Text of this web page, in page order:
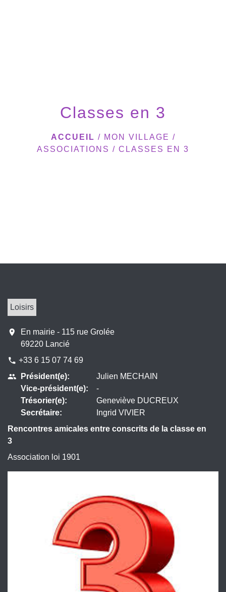
Classes en 3
ACCUEIL / MON VILLAGE /
ASSOCIATIONS / CLASSES EN 3
Loisirs
location_on
En mairie - 115 rue Grolée
69220 Lancié
phone +33 6 15 07 74 69
people
Président(e):
Vice-président(e):
Trésorier(e):
Secrétaire:
Julien MECHAIN
-
Geneviève DUCREUX
Ingrid VIVIER
Rencontres amicales entre conscrits de la classe en
3
Association loi 1901